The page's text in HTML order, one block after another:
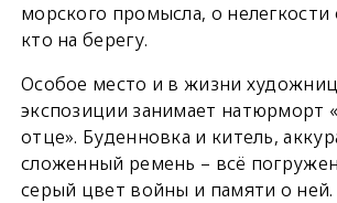
морского промысла, о
кто на берегу.
Особое место и в жизни
экспозиции занимает натюрморт
отце». Буденновка и китель,
сложенный ремень – всё
серый цвет войны и памяти о